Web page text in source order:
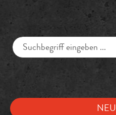
Hauptinhalt springen
NEU